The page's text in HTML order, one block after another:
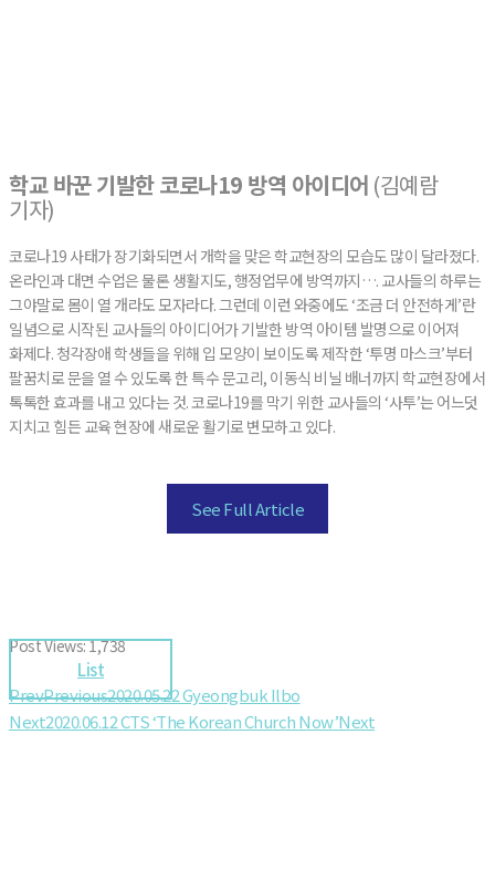
학교 바꾼 기발한 코로나19 방역 아이디어 (김예람
기자)
코로나19 사태가 장기화되면서 개학을 맞은 학교현장의 모습도 많이 달라졌다.
온라인과 대면 수업은 물론 생활지도, 행정업무에 방역까지…. 교사들의 하루는
그야말로 몸이 열 개라도 모자라다. 그런데 이런 와중에도 ‘조금 더 안전하게’란
일념으로 시작된 교사들의 아이디어가 기발한 방역 아이템 발명으로 이어져
화제다. 청각장애 학생들을 위해 입 모양이 보이도록 제작한 ‘투명 마스크’부터
팔꿈치로 문을 열 수 있도록 한 특수 문고리, 이동식 비닐 배너까지 학교현장에서
톡톡한 효과를 내고 있다는 것. 코로나19를 막기 위한 교사들의 ‘사투’는 어느덧
지치고 힘든 교육 현장에 새로운 활기로 변모하고 있다.
See Full Article
Post Views:1,738
List
PrevPrevious2020.05.22 Gyeongbuk Ilbo
Next2020.06.12 CTS ‘The Korean Church Now’Next